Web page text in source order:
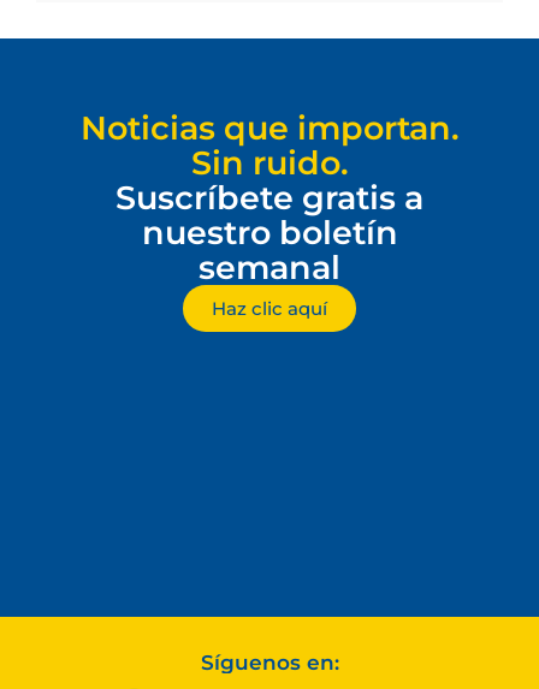
Noticias que importan.
Sin ruido.
Suscríbete gratis a
nuestro boletín
semanal
Haz clic aquí
Síguenos en: